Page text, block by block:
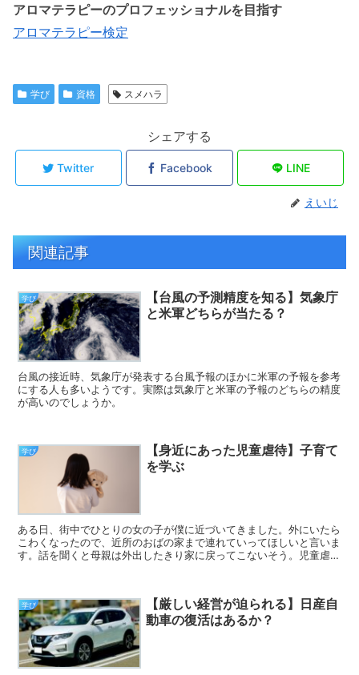
アロマテラピーのプロフェッショナルを目指す
アロマテラピー検定
学び 資格 スメハラ
シェアする
Twitter Facebook LINE
えいじ
関連記事
学び
【台風の予測精度を知る】気象庁
と米軍どちらが当たる？
台風の接近時、気象庁が発表する台風予報のほかに米軍の予報を参考
にする人も多いようです。実際は気象庁と米軍の予報のどちらの精度
が高いのでしょうか。
学び
【身近にあった児童虐待】子育て
を学ぶ
ある日、街中でひとりの女の子が僕に近づいてきました。外にいたら
こわくなったので、近所のおばの家まで連れていってほしいと言いま
す。話を聞くと母親は外出したきり家に戻ってこないそう。児童虐待
学び
【厳しい経営が迫られる】日産自
動車の復活はあるか？